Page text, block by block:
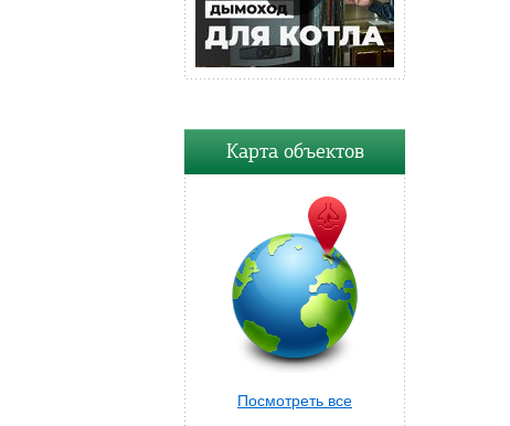
Карта объектов
Посмотреть все